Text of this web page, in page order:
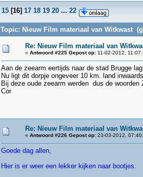
15 [16] 17 18 19 20 ... 22
Topic: Nieuw Film materiaal van Witkwast
Re: Nieuw Film materiaal van
« Antwoord #225 Gepost op: 11-02-2012,
Aan de zeearm eertijds naar de stad Brugge
Nu ligt dit dorpje ongeveer 10 km. land
Bij deze oude zeearm werden dus de woorden
Cor
Re: Nieuw Film materiaal van
« Antwoord #226 Gepost op: 23-03-2012,
Goede dag allen,
Hier is er weer een lekker kijken naar bootjes.